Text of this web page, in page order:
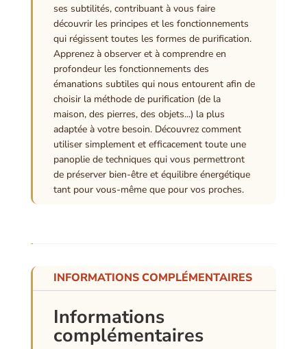
ses subtilités, contribuant à vous faire
découvrir les principes et les fonctionnements
qui régissent toutes les formes de purification.
Apprenez à observer et à comprendre en
profondeur les fonctionnements des
émanations subtiles qui nous entourent afin de
choisir la méthode de purification (de la
maison, des pierres, des objets...) la plus
adaptée à votre besoin. Découvrez comment
utiliser simplement et efficacement toute une
panoplie de techniques qui vous permettront
de préserver bien-être et équilibre énergétique
tant pour vous-même que pour vos proches.
INFORMATIONS COMPLÉMENTAIRES
Informations
complémentaires